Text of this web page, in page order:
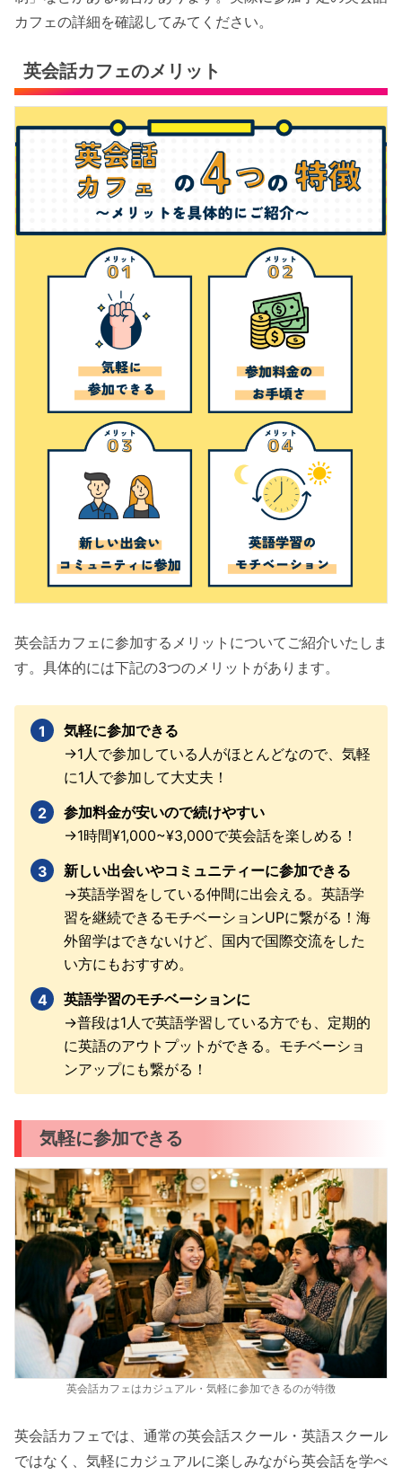
カフェの詳細を確認してみてください。
英会話カフェのメリット
英会話カフェに参加するメリットについてご紹介いたしま
す。具体的には下記の3つのメリットがあります。
気軽に参加できる
→1人で参加している人がほとんどなので、気軽
に1人で参加して大丈夫！
参加料金が安いので続けやすい
→1時間¥1,000~¥3,000で英会話を楽しめる！
新しい出会いやコミュニティーに参加できる
→英語学習をしている仲間に出会える。英語学
習を継続できるモチベーションUPに繋がる！海
外留学はできないけど、国内で国際交流をした
い方にもおすすめ。
英語学習のモチベーションに
→普段は1人で英語学習している方でも、定期的
に英語のアウトプットができる。モチベーショ
ンアップにも繋がる！
気軽に参加できる
英会話カフェはカジュアル・気軽に参加できるのが特徴
英会話カフェでは、通常の英会話スクール・英語スクール
ではなく、気軽にカジュアルに楽しみながら英会話を学べ